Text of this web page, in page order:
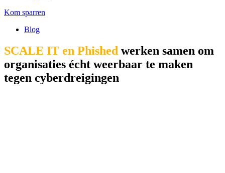
Kom sparren
Blog
SCALE IT en Phished werken samen om
organisaties écht weerbaar te maken
tegen cyberdreigingen